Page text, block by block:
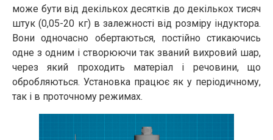
може бути від декількох десятків до декількох тисяч
штук (0,05-20 кг) в залежності від розміру індуктора.
Вони одночасно обертаються, постійно стикаючись
одне з одним і створюючи так званий вихровий шар,
через який проходить матеріал і речовини, що
обробляються. Установка працює як у періодичному,
так і в проточному режимах.